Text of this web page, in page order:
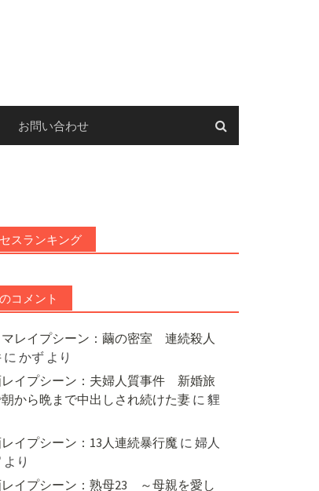
お問い合わせ
スランキング
コメント
マレイプシーン：繭の密室 連続殺人
に かずより
イプシーン：夫婦人質事件 新婚旅
から晩まで中出しされ続けた妻に 貍
イプシーン：13人連続暴行魔 に 婦人
より
イプシーン：熟母23 ～母親を愛し